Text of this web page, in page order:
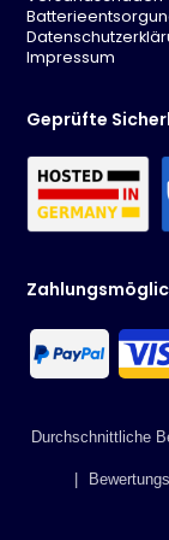
Artikelmaße Tisch:
Breite. 160 cm
Das Set besticht
Diese FAQ wurden
eigenständig.
Impressum
Geprüfte
Durchschnittliche